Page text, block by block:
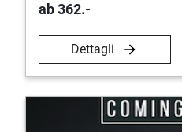
ab 362.-
Dettagli